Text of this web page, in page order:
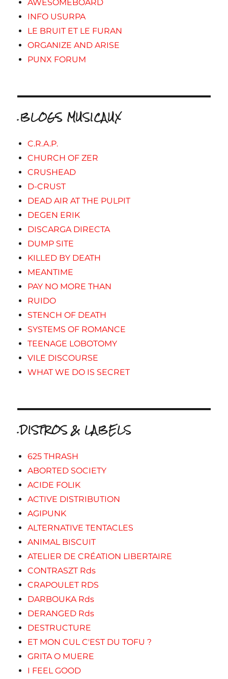
AWESOMEBOARD
INFO USURPA
LE BRUIT ET LE FURAN
ORGANIZE AND ARISE
PUNX FORUM
.BLOGS MUSICAUX
C.R.A.P.
CHURCH OF ZER
CRUSHEAD
D-CRUST
DEAD AIR AT THE PULPIT
DEGEN ERIK
DISCARGA DIRECTA
DUMP SITE
KILLED BY DEATH
MEANTIME
PAY NO MORE THAN
RUIDO
STENCH OF DEATH
SYSTEMS OF ROMANCE
TEENAGE LOBOTOMY
VILE DISCOURSE
WHAT WE DO IS SECRET
.DISTROS & LABELS
625 THRASH
ABORTED SOCIETY
ACIDE FOLIK
ACTIVE DISTRIBUTION
AGIPUNK
ALTERNATIVE TENTACLES
ANIMAL BISCUIT
ATELIER DE CRÉATION LIBERTAIRE
CONTRASZT Rds
CRAPOULET RDS
DARBOUKA Rds
DERANGED Rds
DESTRUCTURE
ET MON CUL C'EST DU TOFU ?
GRITA O MUERE
I FEEL GOOD